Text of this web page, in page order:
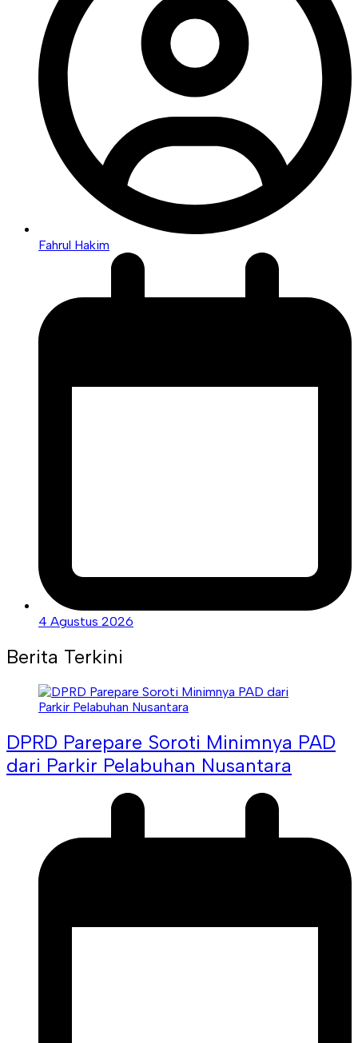
Fahrul Hakim
4 Agustus 2026
Berita Terkini
DPRD Parepare Soroti Minimnya PAD
dari Parkir Pelabuhan Nusantara